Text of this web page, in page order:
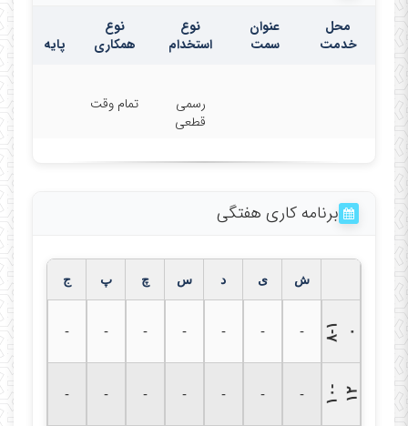
محل
خدمت
عنوان
سمت
نوع
استخدام
نوع
همکاری
پایه
رسمی
قطعی
تمام وقت
برنامه کاری هفتگی
ش ی د س چ پ ج
۸ - ۱ ۰ -
-
-
-
-
-
-
۱۰-۱ ۲ -
-
-
-
-
-
-